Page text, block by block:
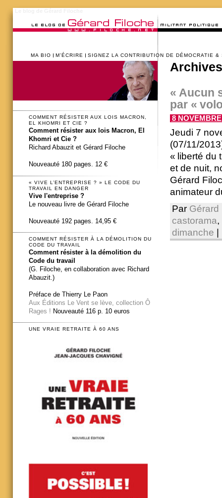
MA BIO M’ÉCRIRE SIGNEZ LA CONTRIBUTION DE DÉMOCRATIE &
« Aucun
par «
8
Jeudi 7
(07/11/
« liberté du
et de nuit,
Gérard
animateur
Par Gérard
castorama,
dimanche
COMMENT RÉSISTER AUX LOIS MACRON,
EL KHOMRI ET CIE ?
Comment résister aux lois Macron, El
Khomri et Cie ?
Richard Abauzit et Gérard Filoche
Nouveauté 180 pages. 12 €
« VIVE L’ENTREPRISE ? » LE CODE DU
TRAVAIL EN DANGER
Vive l'entreprise ?
Le nouveau livre de Gérard Filoche
Nouveauté 192 pages. 14,95 €
COMMENT RÉSISTER À LA DÉMOLITION DU
CODE DU TRAVAIL
Comment résister à la démolition du
Code du travail
(G. Filoche, en collaboration avec Richard
Abauzit.)
Préface de Thierry Le Paon
Aux Éditions Le Vent se lève, collection Ô
Rages ! Nouveauté 116 p. 10 euros
UNE VRAIE RETRAITE À 60 ANS